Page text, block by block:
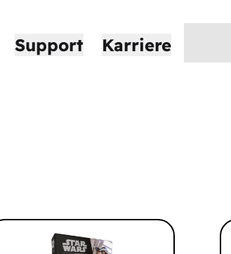
Support Karriere